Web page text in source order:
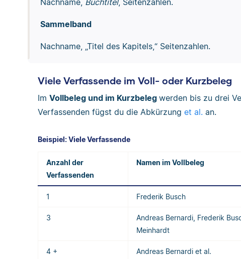
Sammelband
Nachname, „Titel des Kapitels,“ Seitenzahlen.
Viele Verfassende im Voll- oder Kurzbeleg
Im Vollbeleg und im Kurzbeleg werden bis zu drei
Verfassenden fügst du die Abkürzung et al. an.
Beispiel: Viele Verfassende
Anzahl der
Verfassenden
Namen im Vollbeleg
1 Frederik Busch
3
Andreas Bernardi, Frederik
Meinhardt
4 + Andreas Bernardi et al.